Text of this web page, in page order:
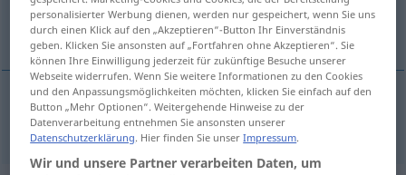
鬼脸
鬼脸[guǐliǎn] Fratze
personalisierter Werbung dienen, werden nur gespeichert, wenn Sie uns
durch einen Klick auf den „Akzeptieren“-Button Ihr Einverständnis
geben. Klicken Sie ansonsten auf „Fortfahren ohne Akzeptieren“. Sie
können Ihre Einwilligung jederzeit für zukünftige Besuche unserer
Webseite widerrufen. Wenn Sie weitere Informationen zu den Cookies
und den Anpassungsmöglichkeiten möchten, klicken Sie einfach auf den
Button „Mehr Optionen“. Weitergehende Hinweise zu der
Datenverarbeitung entnehmen Sie ansonsten unserer
Datenschutzerklärung. Hier finden Sie unserImpressum.
Wir und unsere Partner verarbeiten Daten, um